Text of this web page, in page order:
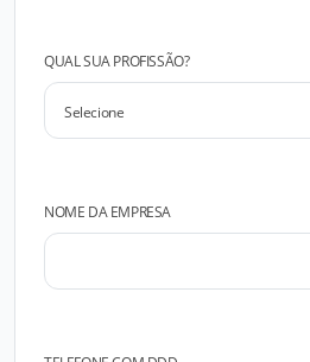
QUAL SUA PROFISSÃO?
NOME DA EMPRESA